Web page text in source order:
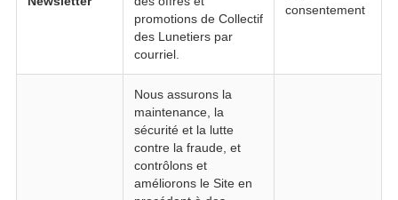
promotions de Collectif
des Lunetiers par
courriel.
consentement
Nous assurons la
maintenance, la
sécurité et la lutte
contre la fraude, et
contrôlons et
améliorons le Site en